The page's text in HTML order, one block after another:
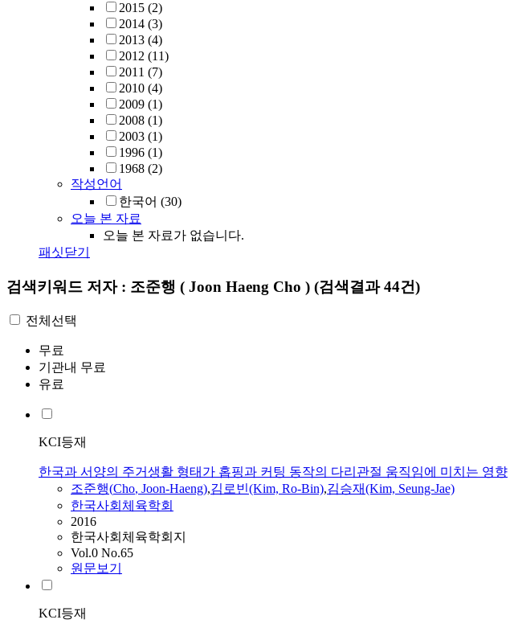
2015 (2)
2014 (3)
2013 (4)
2012 (11)
2011 (7)
2010 (4)
2009 (1)
2008 (1)
2003 (1)
1996 (1)
1968 (2)
작성언어
한국어 (30)
오늘 본 자료
오늘 본 자료가 없습니다.
패싯닫기
검색키워드 저자 : 조준행 ( Joon Haeng Cho ) (검색결과 44건)
전체선택
무료
기관내 무료
유료
KCI등재
한국과 서양의 주거생활 형태가 홉핑과 커팅 동작의 다리관절 움직임에 미치는 영향
조준행(Cho, Joon-Haeng),김로빈(Kim, Ro-Bin),김승재(Kim, Seung-Jae)
한국사회체육학회
2016
한국사회체육학회지
Vol.0 No.65
원문보기
KCI등재